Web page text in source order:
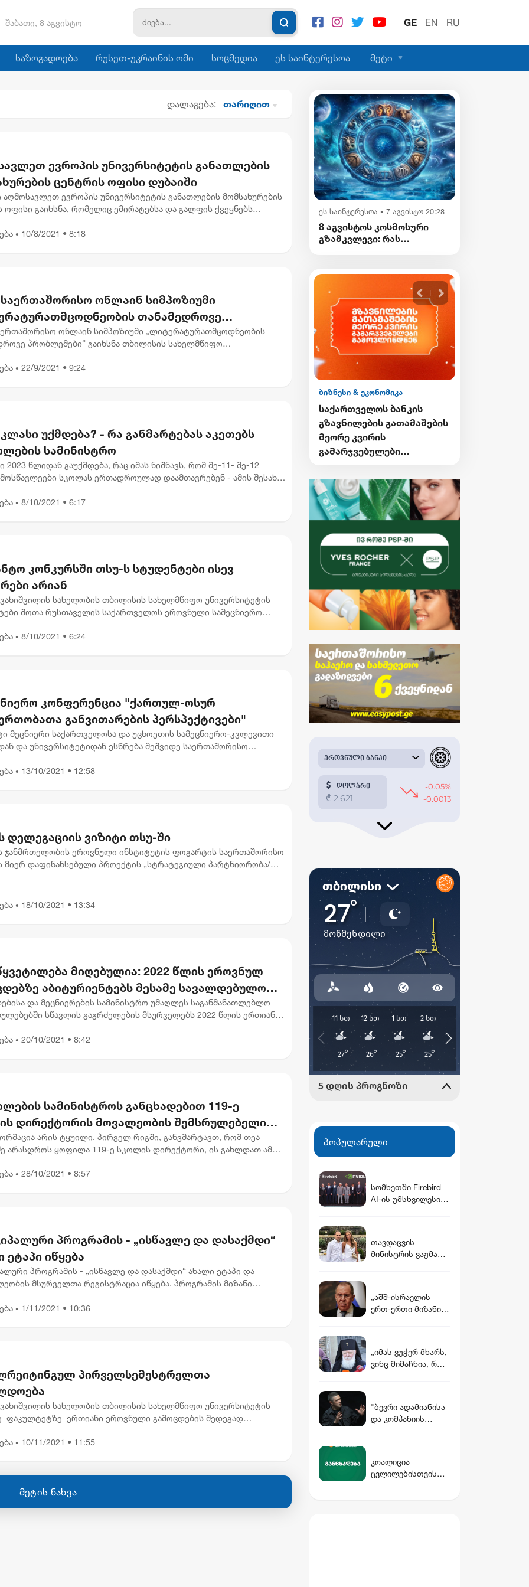
შაბათი, 8 აგვისტო GE EN RU
საზოგადოება რუსეთ-უკრაინის ომი სოცმედია ეს საინტერესოა მეტი
დალაგება: თარიღით
ევროპის უნივერსიტეტის განათლების
ცენტრის ოფისი დუბაიში
აღმოსავლეთ ევროპის უნივერსიტეტის განათლების მომსახურების
ოფისი გაიხსნა, რომელიც ემირატებსა და გალფის ქვეყნებს
• 10/8/2021 • 8:18
საერთაშორისო ონლაინ სიმპოზიუმი
თანამედროვე
ონლაინ სიმპოზიუმი „ლიტერატურათმცოდნეობის
პრობლემები“ გაიხსნა თბილისის სახელმწიფო
ისტორიული და თემატუ...
• 22/9/2021 • 9:24
უქმდება? - რა განმარტებას აკეთებს
სამინისტრო
2023 წლიდან გაუქმდება, რაც იმას ნიშნავს, რომ მე-11- მე-12
სკოლას ერთადროულად დაამთავრებენ - ამის შესახებ
• 8/10/2021 • 6:17
კონკურსში თსუ-ს სტუდენტები ისევ
არიან
სახელობის თბილისის სახელმწიფო უნივერსიტეტის
შოთა რუსთაველის საქართველოს ეროვნული სამეცნიერო
გრანტით დაფ...
• 8/10/2021 • 6:24
კონფერენცია "ქართულ-ოსურ
განვითარების პერსპექტივები"
მეცნიერი საქართველოსა და უცხოეთის სამეცნიერო-კვლევითი
და უნივერსიტეტიდან ესწრება მეშვიდე საერთაშორისო
• 13/10/2021 • 12:58
დელეგაციის ვიზიტი თსუ-ში
ჯანმრთელობის ეროვნული ინსტიტუტის ფოგარტის საერთაშორისო
მიერ დაფინანსებული პროექტის „სტრატეგიული პარტნიორობა/
• 18/10/2021 • 13:34
მიღებულია: 2022 წლის ეროვნულ
აბიტურიენტებს მესამე სავალდებულო
მეტი არჩევანი ექნებათ
და მეცნიერების სამინისტრო უმაღლეს საგანმანათლებლო
სწავლის გაგრძელების მსურველებს 2022 წლის ერთიან
სთ...
• 20/10/2021 • 8:42
სამინისტროს განცხადებით 119-ე
დირექტორის მოვალეობის შემსრულებელი
ნიშნით არ გაუთავისუფებიათ
არის ტყუილი. პირველ რიგში, განვმარტავთ, რომ თეა
არასდროს ყოფილა 119-ე სკოლის დირექტორი, ის გახლდათ ამ
ა...
• 28/10/2021 • 8:57
პროგრამის - „ისწავლე და დასაქმდი“
ეტაპი იწყება
პროგრამის - „ისწავლე და დასაქმდი“ ახალი ეტაპი და
მსურველთა რეგისტრაცია იწყება. პროგრამის მიზანი
• 1/11/2021 • 10:36
პირველსემესტრელთა
სახელობის თბილისის სახელმწიფო უნივერსიტეტის
ფაკულტეტზე ერთიანი ეროვნული გამოცდების შედეგად
პირველსემესტრ...
• 10/11/2021 • 11:55
მეტის ნახვა
ეს საინტერესოა • 7 აგვისტო 20:28
8 აგვისტოს კოსმოსური
გზამკვლევი: რას
მხარდასაჭერად | მცირე
ბიზნესის ჯაჭვი
გრძელდება
განახლება - ახალი
მომხმარებლებისთვის
ბიზნესი & ეკონომიკა
საქართველოს ბანკის
გზავნილების გათამაშების
მეორე კვირის
გამარჯვებულები
პოპულარული
სომხეთში Firebird
AI-ის უმსხვილესი
მონაწილეობით $5
მილიარდამდე
თავდაცვის
მინისტრის ვაჟმა
რჩეული
„აშშ-ისრაელის
ერთ-ერთი მიზანია,
ჩაითრიონ“ -
ლავროვი
„იმას ვუჭერ მხარს,
ვინც მიმაჩნია, რომ
ანტონი
"ბევრი ადამიანისა
და კომპანიის
გათავისუფლება
თავდაცვის
კოალიცია
ცვლილებისთვის